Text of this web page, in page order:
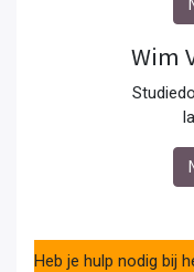
Wim
Heb je hulp nodig bij